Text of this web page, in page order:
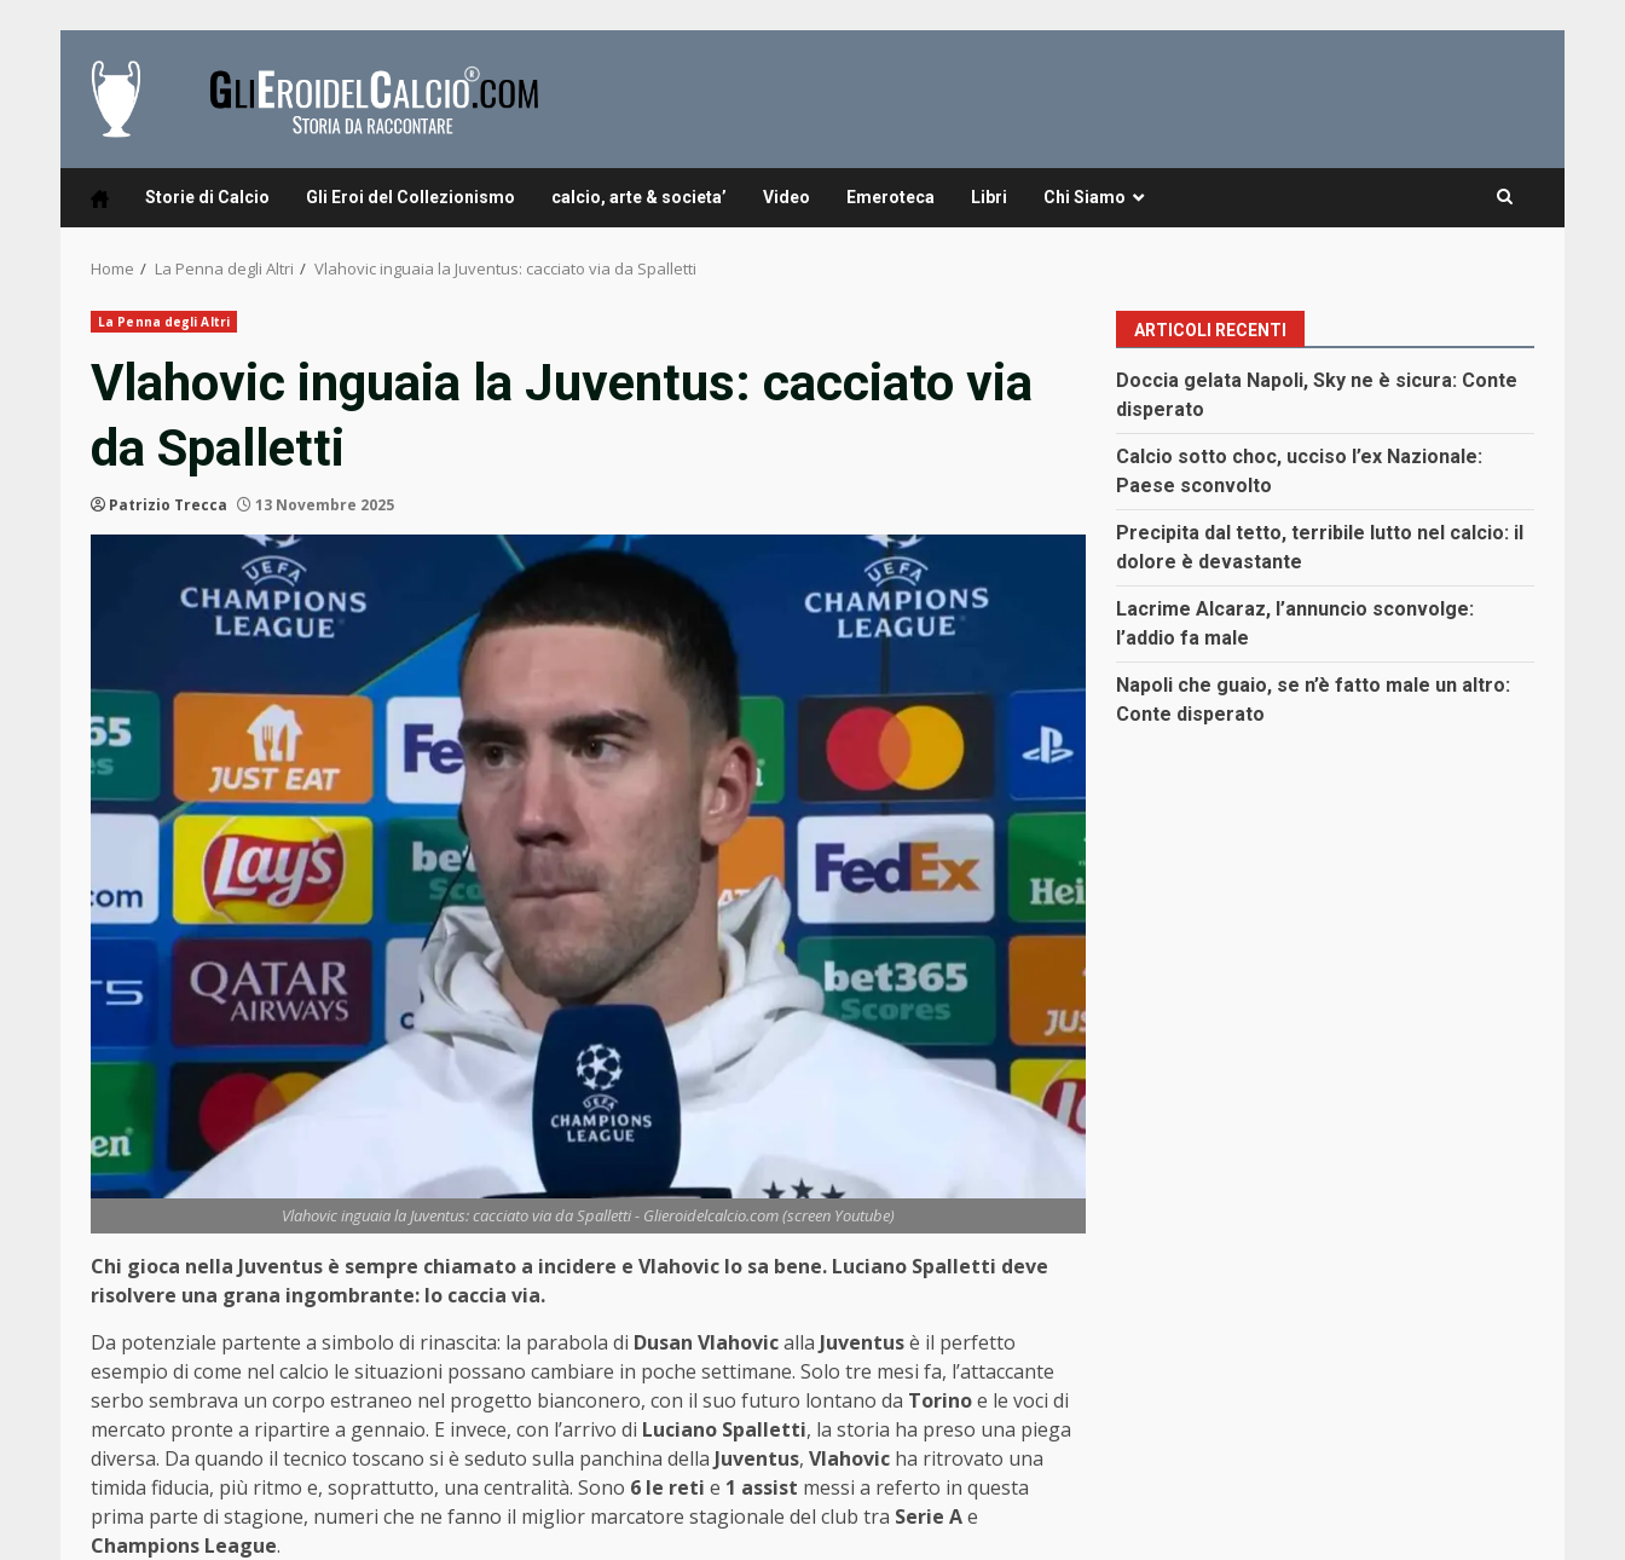
content
Storie di Calcio Gli Eroi del Collezionismo calcio, arte & societa’ Video Emeroteca Libri Chi Siamo
Home La Penna degli Altri Vlahovic inguaia la Juventus: cacciato via da Spalletti
La Penna degli Altri
Vlahovic inguaia la Juventus: cacciato via
da Spalletti
Patrizio Trecca 13 Novembre 2025
Vlahovic inguaia la Juventus: cacciato via da Spalletti - Glieroidelcalcio.com (screen Youtube)
Chi gioca nella Juventus è sempre chiamato a incidere e Vlahovic lo sa bene. Luciano Spalletti deve
risolvere una grana ingombrante: lo caccia via.
Da potenziale partente a simbolo di rinascita: la parabola di Dusan Vlahovicalla Juventusè il perfetto
esempio di come nel calcio le situazioni possano cambiare in poche settimane. Solo tre mesi fa, l’attaccante
serbo sembrava un corpo estraneo nel progetto bianconero, con il suo futuro lontano da Torinoe le voci di
mercato pronte a ripartire a gennaio. E invece, con l’arrivo di Luciano Spalletti, la storia ha preso una piega
diversa. Da quando il tecnico toscano si è seduto sulla panchina della Juventus, Vlahovic ha ritrovato una
timida fiducia, più ritmo e, soprattutto, una centralità. Sono 6 le reti e 1 assist messi a referto in questa
prima parte di stagione, numeri che ne fanno il miglior marcatore stagionale del club tra Serie Ae
Champions League.
ARTICOLI RECENTI
Doccia gelata Napoli, Sky ne è sicura: Conte
disperato
Calcio sotto choc, ucciso l’ex Nazionale:
Paese sconvolto
Precipita dal tetto, terribile lutto nel calcio: il
dolore è devastante
Lacrime Alcaraz, l’annuncio sconvolge:
l’addio fa male
Napoli che guaio, se n’è fatto male un altro:
Conte disperato